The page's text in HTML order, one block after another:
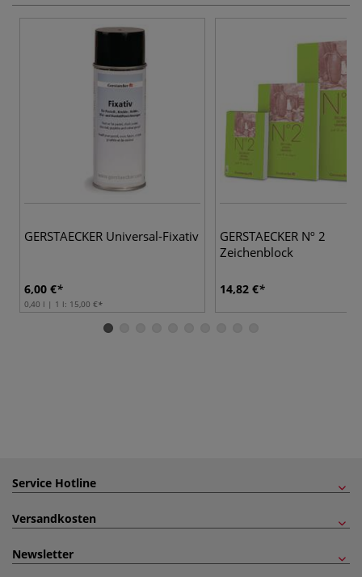
GERSTAECKER Universal-Fixativ
6,00 €
0,40 l | 1 l: 15,00 €
GERSTAECKER Nº 2
Zeichenblock
14,82 €
Service Hotline
Versandkosten
Newsletter